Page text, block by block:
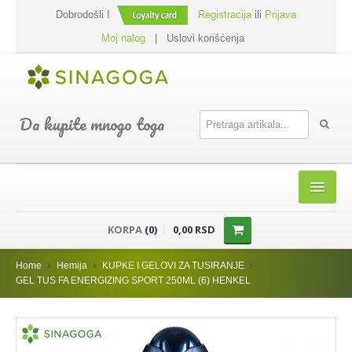
Dobrodošli ! Registracijaili Prijava
Moj nalog
Uslovi korišćenja
Da kupite mnogo toga
SHOP
PREHRANA
DODACI JELIMA
KORPA (0) 0,00 RSD
Home Hemija
KUPKE I GELOVI ZA TUSIRANJE
GEL TUS FA ENERGIZING SPORT 250ML (6) HENKEL